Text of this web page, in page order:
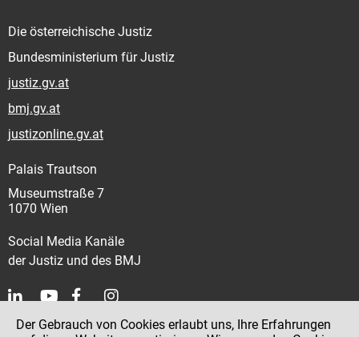
Die österreichische Justiz
Bundesministerium für Justiz
justiz.gv.at
bmj.gv.at
justizonline.gv.at
Palais Trautson
Museumstraße 7
1070 Wien
Social Media Kanäle
der Justiz und des BMJ
Kontakt
Der Gebrauch von Cookies erlaubt uns, Ihre Erfahrungen